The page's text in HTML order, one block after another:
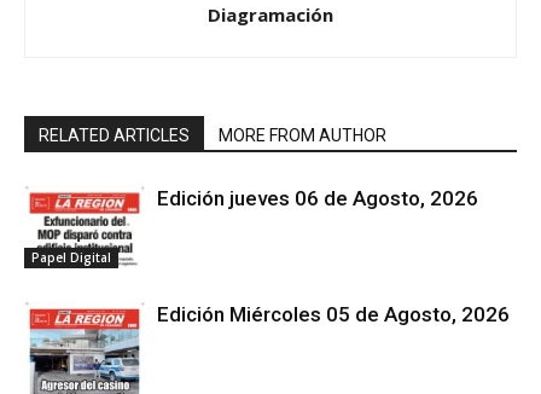
Diagramación
RELATED ARTICLES MORE FROM AUTHOR
Papel Digital
Edición jueves 06 de Agosto, 2026
Edición Miércoles 05 de Agosto, 2026